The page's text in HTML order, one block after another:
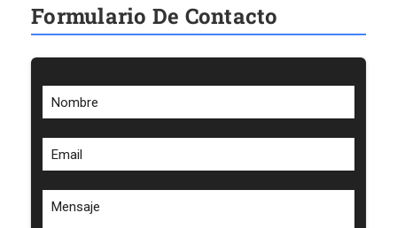
Formulario De Contacto
Nombre
Email
Mensaje